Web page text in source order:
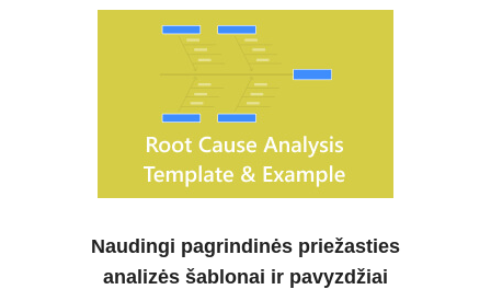
Naudingi pagrindinės priežasties
analizės šablonai ir pavyzdžiai